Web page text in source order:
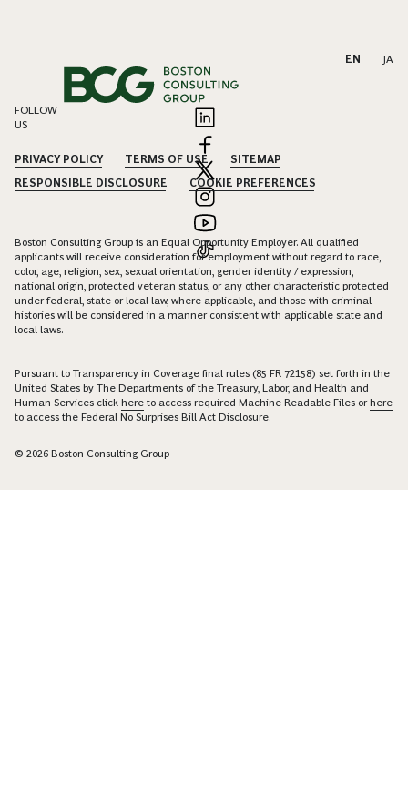
EN JA
FOLLOW
US
PRIVACY POLICY TERMS OF USE
SITEMAP
RESPONSIBLE DISCLOSURE
COOKIE PREFERENCES
Boston Consulting Group is an Equal Opportunity Employer. All qualified
applicants will receive consideration for employment without regard to race,
color, age, religion, sex, sexual orientation, gender identity / expression,
national origin, protected veteran status, or any other characteristic protected
under federal, state or local law, where applicable, and those with criminal
histories will be considered in a manner consistent with applicable state and
local laws.
Pursuant to Transparency in Coverage final rules (85 FR 72158) set forth in the
United States by The Departments of the Treasury, Labor, and Health and
Human Services click here to access required Machine Readable Files orhere
to access the Federal No Surprises Bill Act Disclosure.
© 2026 Boston Consulting Group